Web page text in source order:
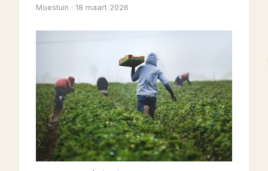
Moestuin · 18 maart 2026